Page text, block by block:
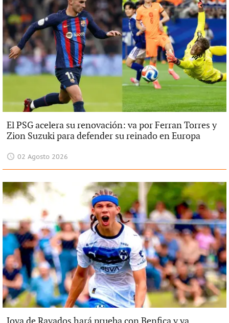
El PSG acelera su renovación: va por Ferran Torres y
Zion Suzuki para defender su reinado en Europa
02 Agosto 2026